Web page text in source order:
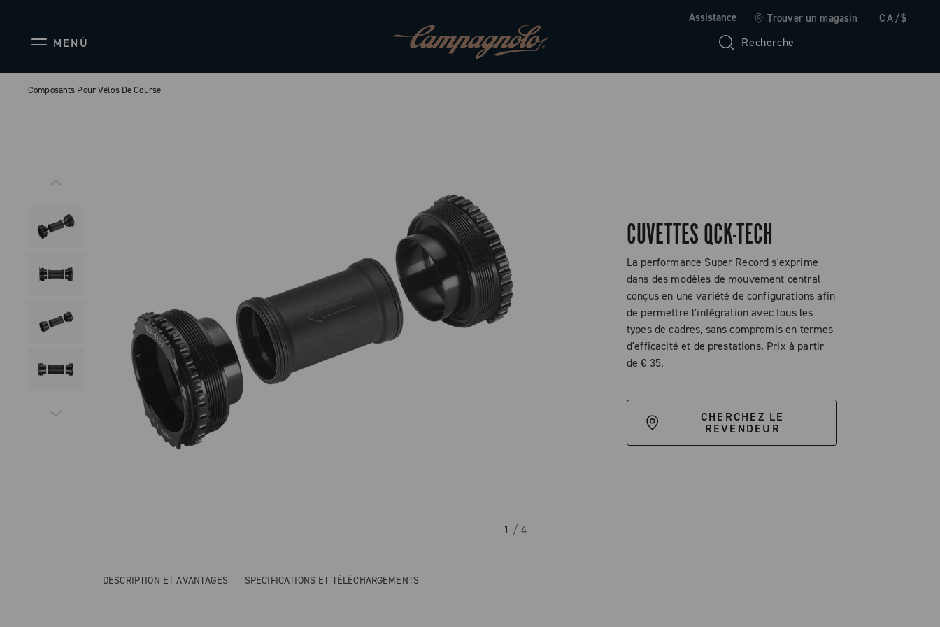
Assistance Trouver un magasin CA/$
MENÙ Recherche
Composants Pour Vélos De Course
1 / 4
CUVETTES QCK-TECH
La performance Super Record s'exprime
dans des modèles de mouvement central
conçus en une variété de configurations afin
de permettre l'intégration avec tous les
types de cadres, sans compromis en termes
d'efficacité et de prestations. Prix à partir
de € 35.
CHERCHEZ LE
REVENDEUR
DESCRIPTION ET AVANTAGES SPÉCIFICATIONS ET TÉLÉCHARGEMENTS